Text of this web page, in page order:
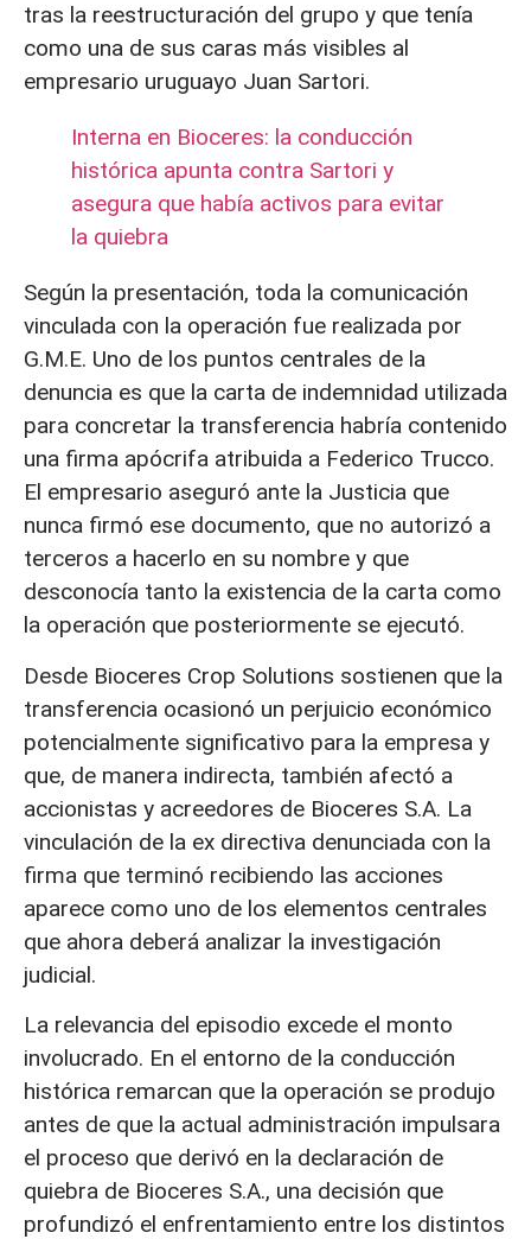
tras la reestructuración del grupo y que tenía
como una de sus caras más visibles al
empresario uruguayo Juan Sartori.
Interna en Bioceres: la conducción
histórica apunta contra Sartori y
asegura que había activos para evitar
la quiebra
Según la presentación, toda la comunicación
vinculada con la operación fue realizada por
G.M.E. Uno de los puntos centrales de la
denuncia es que la carta de indemnidad utilizada
para concretar la transferencia habría contenido
una firma apócrifa atribuida a Federico Trucco.
El empresario aseguró ante la Justicia que
nunca firmó ese documento, que no autorizó a
terceros a hacerlo en su nombre y que
desconocía tanto la existencia de la carta como
la operación que posteriormente se ejecutó.
Desde Bioceres Crop Solutions sostienen que la
transferencia ocasionó un perjuicio económico
potencialmente significativo para la empresa y
que, de manera indirecta, también afectó a
accionistas y acreedores de Bioceres S.A. La
vinculación de la ex directiva denunciada con la
firma que terminó recibiendo las acciones
aparece como uno de los elementos centrales
que ahora deberá analizar la investigación
judicial.
La relevancia del episodio excede el monto
involucrado. En el entorno de la conducción
histórica remarcan que la operación se produjo
antes de que la actual administración impulsara
el proceso que derivó en la declaración de
quiebra de Bioceres S.A., una decisión que
profundizó el enfrentamiento entre los distintos